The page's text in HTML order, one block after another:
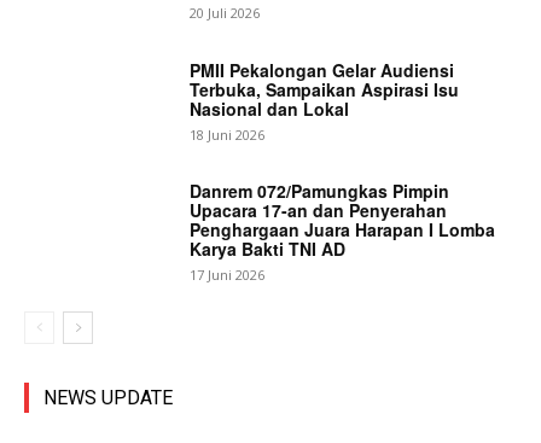
20 Juli 2026
PMII Pekalongan Gelar Audiensi
Terbuka, Sampaikan Aspirasi Isu
Nasional dan Lokal
18 Juni 2026
Danrem 072/Pamungkas Pimpin
Upacara 17-an dan Penyerahan
Penghargaan Juara Harapan I Lomba
Karya Bakti TNI AD
17 Juni 2026
NEWS UPDATE